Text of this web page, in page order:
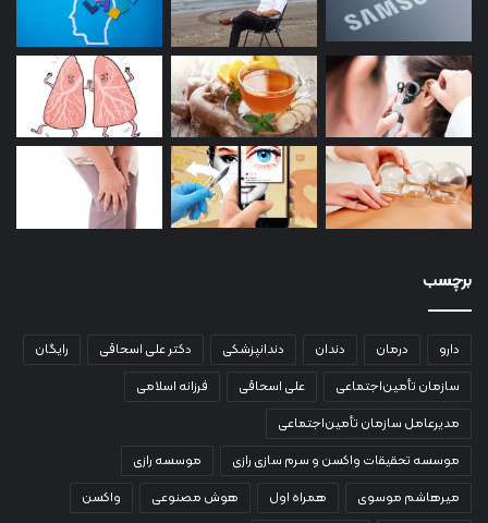
برچسب
دارو درمان دندان دندانپزشکی دکتر علی اسحاقی
رایگان
سازمان تأمین‌اجتماعی
علی اسحاقی
فرزانه اسلامی
مدیرعامل سازمان تأمین‌اجتماعی
موسسه تحقیقات واکسن و سرم سازی رازی
موسسه رازی
میرهاشم موسوی
همراه اول هوش مصنوعی
واکسن